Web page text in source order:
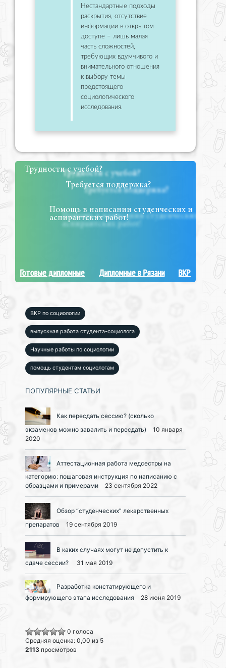
Нестандартные подходы
раскрытия, отсутствие
информации в открытом
доступе – лишь малая
часть сложностей,
требующих вдумчивого и
внимательного отношения
к выбору темы
предстоящего
социологического
исследования.
Трудности с учебой?
Требуется поддержка?
Помощь в написании студенческих и
аспирантских работ!
Готовые дипломные Дипломные в Рязани ВКР
ВКР по социологии
выпускная работа студента-социолога
Научные работы по социологии
помощь студентам социологам
ПОПУЛЯРНЫЕ СТАТЬИ
Как пересдать сессию? (сколько
экзаменов можно завалить и пересдать)
10 января
2020
Аттестационная работа медсестры на
категорию: пошаговая инструкция по написанию с
образцами и примерами
23 сентября 2022
Обзор “студенческих” лекарственных
препаратов
19 сентября 2019
В каких случаях могут не допустить к
сдаче сессии?
31 мая 2019
Разработка констатирующего и
формирующего этапа исследования
28 июня 2019
0 голоса
Средняя оценка: 0,00 из 5
2113 просмотров